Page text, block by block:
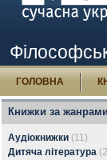
ГОЛОВНА
Книжки за жанрами
Аудіокнижки (11)
Дитяча література